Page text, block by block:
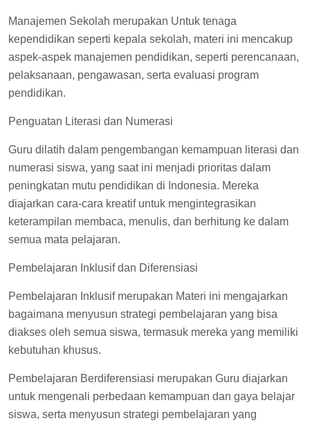
Manajemen Sekolah merupakan Untuk tenaga
kependidikan seperti kepala sekolah, materi ini mencakup
aspek-aspek manajemen pendidikan, seperti perencanaan,
pelaksanaan, pengawasan, serta evaluasi program
pendidikan.
Penguatan Literasi dan Numerasi
Guru dilatih dalam pengembangan kemampuan literasi dan
numerasi siswa, yang saat ini menjadi prioritas dalam
peningkatan mutu pendidikan di Indonesia. Mereka
diajarkan cara-cara kreatif untuk mengintegrasikan
keterampilan membaca, menulis, dan berhitung ke dalam
semua mata pelajaran.
Pembelajaran Inklusif dan Diferensiasi
Pembelajaran Inklusif merupakan Materi ini mengajarkan
bagaimana menyusun strategi pembelajaran yang bisa
diakses oleh semua siswa, termasuk mereka yang memiliki
kebutuhan khusus.
Pembelajaran Berdiferensiasi merupakan Guru diajarkan
untuk mengenali perbedaan kemampuan dan gaya belajar
siswa, serta menyusun strategi pembelajaran yang